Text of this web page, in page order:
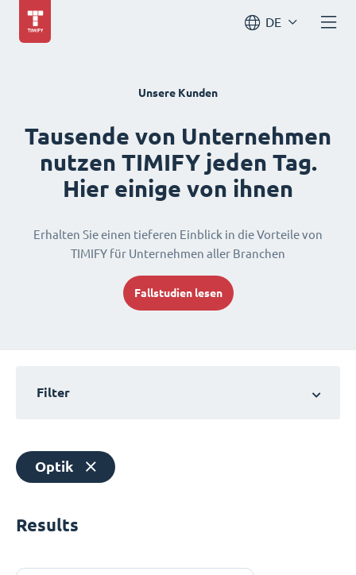
DE
Unsere Kunden
Tausende von Unternehmen
nutzen TIMIFY jeden Tag.
Hier einige von ihnen
Erhalten Sie einen tieferen Einblick in die Vorteile von
TIMIFY für Unternehmen aller Branchen
Fallstudien lesen
Filter
Optik
Results